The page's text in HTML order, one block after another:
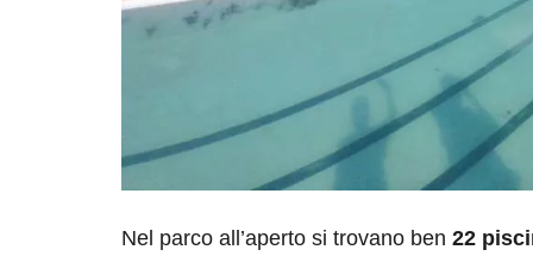
Nel parco all’aperto si trovano ben 22